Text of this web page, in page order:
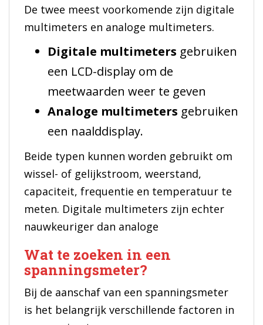
De twee meest voorkomende zijn digitale
multimeters en analoge multimeters.
Digitale multimeters gebruiken
een LCD-display om de
meetwaarden weer te geven
Analoge multimeters gebruiken
een naalddisplay.
Beide typen kunnen worden gebruikt om
wissel- of gelijkstroom, weerstand,
capaciteit, frequentie en temperatuur te
meten. Digitale multimeters zijn echter
nauwkeuriger dan analoge
Wat te zoeken in een
spanningsmeter?
Bij de aanschaf van een spanningsmeter
is het belangrijk verschillende factoren in